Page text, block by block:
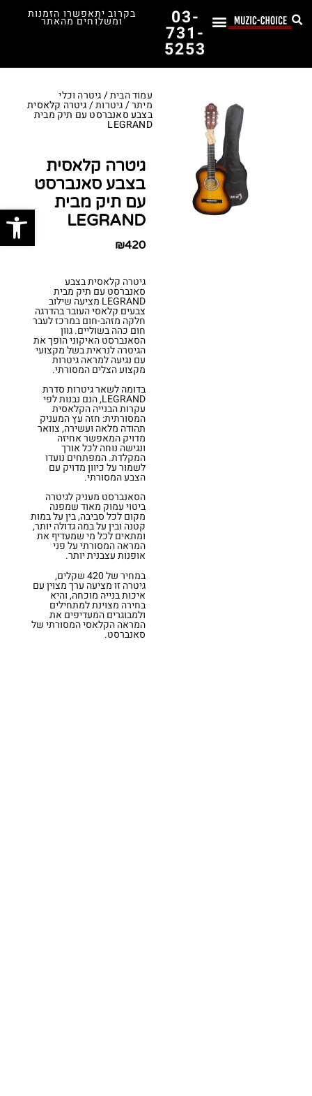
03-
731-
5253
בקרוב יתאפשרו הזמנות
ומשלוחים מהאתר
עמוד הבית/גיטרה וכלי
מיתר/גיטרות/ גיטרה קלאסית
בצבע סאנברסט עם תיק מבית
LEGRAND
גיטרה קלאסית
בצבע סאנברסט
עם תיק מבית
LEGRAND
₪420
גיטרה קלאסית בצבע
סאנברסט עם תיק מבית
LEGRAND מציעה שילוב
צבעים קלאסי העובר בהדרגה
חלקה מזהב-חום במרכז לעבר
חום כהה בשוליים. גוון
הסאנברסט האיקוני הופך את
הגיטרה לנראית בשל מקצועי
עם נגיעה למראה גיטרות
מקצוע הצלים המסורתי.
בדומה לשאר גיטרות סדרת
LEGRAND, הנם נבנות לפי
עקרות הבנייה הקלאסית
המסורתית: חזה עץ המעניק
תהודה מלאה ועשירה, צוואר
מדויק המאפשר אחיזה
ונגישה נוחה לכל אורך
המקלדת. המפתחים נועדו
לשמור על כיוון מדויק עם
הצבע המסורתי.
הסאנברסט מעניק לגיטרה
ביטוי עמוק מאוד שמפנה
מקום לכל סביבה, בין על במות
קטנה ובין על במה גדולה יותר,
ומתאים לכל מי שמעדיף את
המראה המסורתי על פני
אופנות עצבנית יותר.
במחיר של 420 שקלים,
גיטרה זו מציעה ערך מצוין עם
איכות בנייה מוכחה, והיא
בחירה מצוינת למתחילים
ולמבוגרים המעדיפים את
המראה הקלאסי המסורתי של
סאנברסט.
פתח